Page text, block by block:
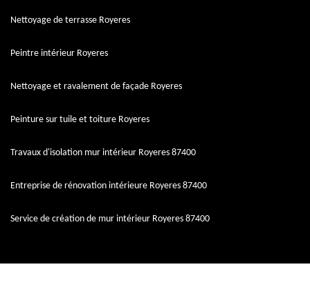
Nettoyage de terrasse Royeres
Peintre intérieur Royeres
Nettoyage et ravalement de façade Royeres
Peinture sur tuile et toiture Royeres
Travaux d'isolation mur intérieur Royeres 87400
Entreprise de rénovation intérieure Royeres 87400
Service de création de mur intérieur Royeres 87400